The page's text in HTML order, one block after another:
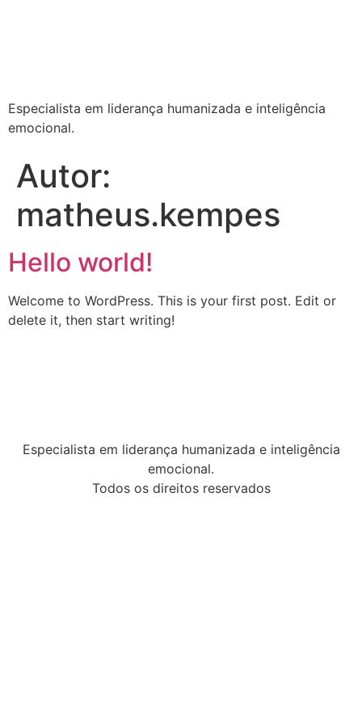
Especialista em liderança humanizada e inteligência
emocional.
Autor:
matheus.kempes
Hello world!
Welcome to WordPress. This is your first post. Edit or
delete it, then start writing!
Especialista em liderança humanizada e inteligência
emocional.
Todos os direitos reservados